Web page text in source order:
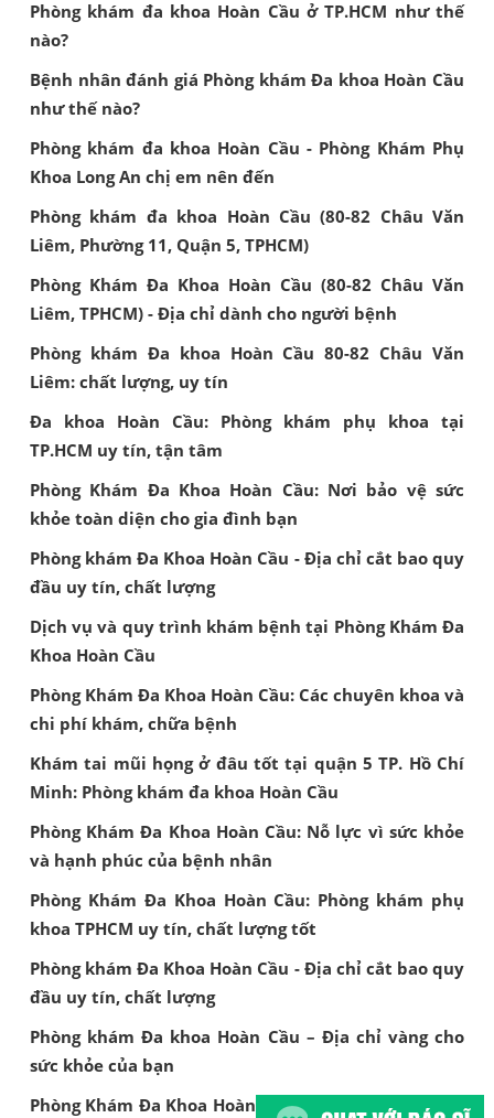
Phòng khám đa khoa Hoàn Cầu ở TP.HCM như thế
nào?
Bệnh nhân đánh giá Phòng khám Đa khoa Hoàn Cầu
như thế nào?
Phòng khám đa khoa Hoàn Cầu - Phòng Khám Phụ
Khoa Long An chị em nên đến
Phòng khám đa khoa Hoàn Cầu (80-82 Châu Văn
Liêm, Phường 11, Quận 5, TPHCM)
Phòng Khám Đa Khoa Hoàn Cầu (80-82 Châu Văn
Liêm, TPHCM) - Địa chỉ dành cho người bệnh
Phòng khám Đa khoa Hoàn Cầu 80-82 Châu Văn
Liêm: chất lượng, uy tín
Đa khoa Hoàn Cầu: Phòng khám phụ khoa tại
TP.HCM uy tín, tận tâm
Phòng Khám Đa Khoa Hoàn Cầu: Nơi bảo vệ sức
khỏe toàn diện cho gia đình bạn
Phòng khám Đa Khoa Hoàn Cầu - Địa chỉ cắt bao quy
đầu uy tín, chất lượng
Dịch vụ và quy trình khám bệnh tại Phòng Khám Đa
Khoa Hoàn Cầu
Phòng Khám Đa Khoa Hoàn Cầu: Các chuyên khoa và
chi phí khám, chữa bệnh
Khám tai mũi họng ở đâu tốt tại quận 5 TP. Hồ Chí
Minh: Phòng khám đa khoa Hoàn Cầu
Phòng Khám Đa Khoa Hoàn Cầu: Nỗ lực vì sức khỏe
và hạnh phúc của bệnh nhân
Phòng Khám Đa Khoa Hoàn Cầu: Phòng khám phụ
khoa TPHCM uy tín, chất lượng tốt
Phòng khám Đa Khoa Hoàn Cầu - Địa chỉ cắt bao quy
đầu uy tín, chất lượng
Phòng khám Đa khoa Hoàn Cầu – Địa chỉ vàng cho
sức khỏe của bạn
Phòng Khám Đa Khoa Hoàn Cầu: Dịch vụ khám chữa